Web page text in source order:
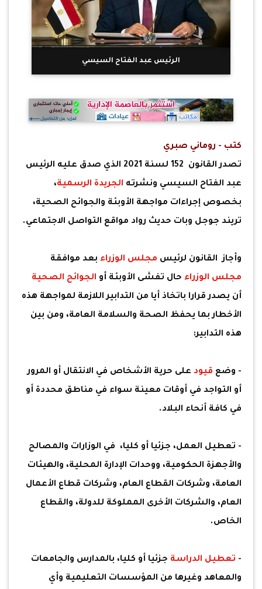
الرئيس عبد الفتاح السيسي
كتب - روماني صبري
تصدر القانون 152 لسنة 2021 الذي صدق عليه الرئيس
عبد الفتاح السيسي ونشرته الجريدة الرسمية،
بخصوص إجراءات مواجهة الأوبئة والجوائح الصحية،
تريند جوجل وبات حديث رواد مواقع التواصل الاجتماعي.
وأجاز القانون لرئيس مجلس الوزراء بعد موافقة
مجلس الوزراء حال تفشى الأوبئة أو الجوائح الصحية
أن يصدر قرارا باتخاذ أيا من التدابير اللازمة لمواجهة هذه
الأخطار بما يحفظ الصحة والسلامة العامة، ومن بين
هذه التدابير:
- وضع قيود على حرية الأشخاص في الانتقال أو المرور
أو التواجد في أوقات معينة سواء في مناطق محددة أو
في كافة أنحاء البلاد.
- تعطيل العمل، جزئيا أو كليا، في الوزارات والمصالح
والأجهزة الحكومية، ووحدات الإدارة المحلية، والهيئات
العامة، وشركات القطاع العام، وشركات قطاع الأعمال
العام، والشركات الأخرى المملوكة للدولة، والقطاع
الخاص.
- تعطيل الدراسة جزئيا أو كليا، بالمدارس والجامعات
والمعاهد وغيرها من المؤسسات التعليمية وأي